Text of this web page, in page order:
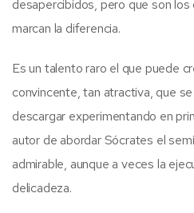
desapercibidos, pero que son
marcan la diferencia.
Es un talento raro el que puede
convincente, tan atractiva, que
descargar experimentando en
autor de abordar Sócrates el
admirable, aunque a veces la
delicadeza.